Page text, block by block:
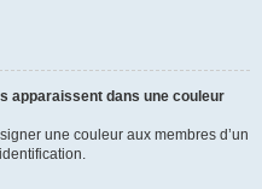
apparaissent dans une couleur
une couleur aux membres d’un